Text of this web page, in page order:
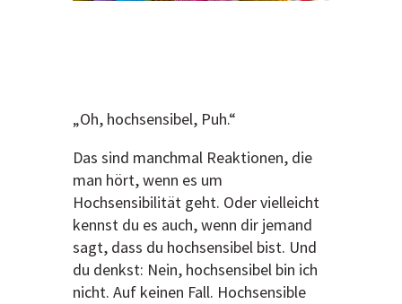
„Oh, hochsensibel, Puh.“
Das sind manchmal Reaktionen, die
man hört, wenn es um
Hochsensibilität geht. Oder vielleicht
kennst du es auch, wenn dir jemand
sagt, dass du hochsensibel bist. Und
du denkst: Nein, hochsensibel bin ich
nicht. Auf keinen Fall. Hochsensible